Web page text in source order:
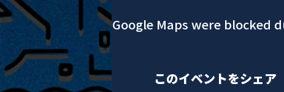
Google Maps were blocked
このイベントをシェア